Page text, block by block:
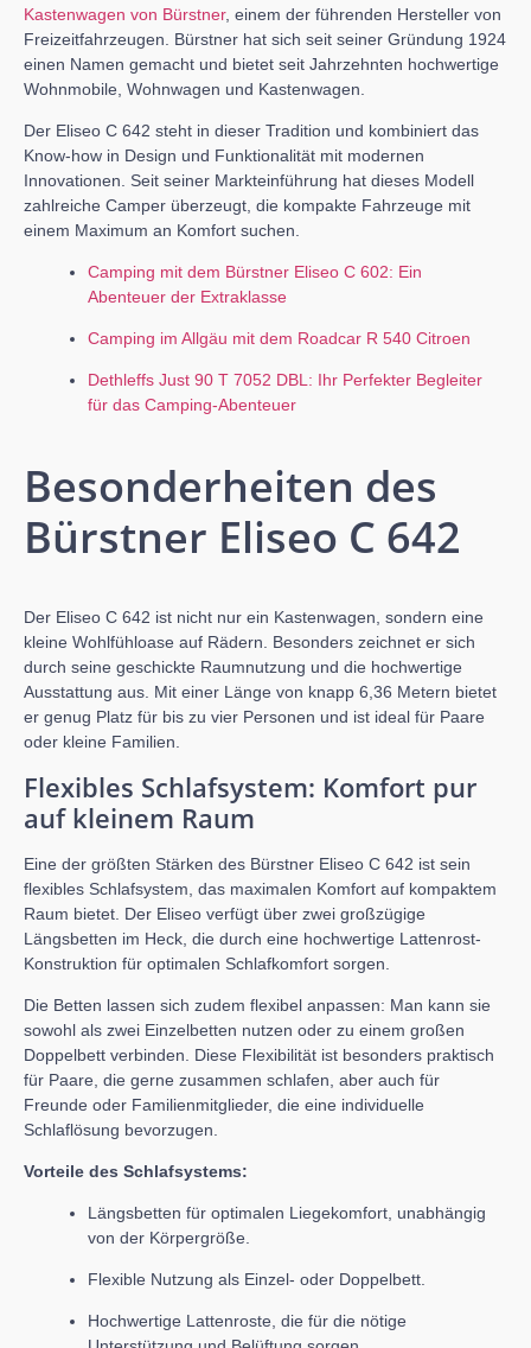
Kastenwagen von Bürstner, einem der führenden Hersteller von
Freizeitfahrzeugen. Bürstner hat sich seit seiner Gründung 1924
einen Namen gemacht und bietet seit Jahrzehnten hochwertige
Wohnmobile, Wohnwagen und Kastenwagen.
Der Eliseo C 642 steht in dieser Tradition und kombiniert das
Know-how in Design und Funktionalität mit modernen
Innovationen. Seit seiner Markteinführung hat dieses Modell
zahlreiche Camper überzeugt, die kompakte Fahrzeuge mit
einem Maximum an Komfort suchen.
Camping mit dem Bürstner Eliseo C 602: Ein
Abenteuer der Extraklasse
Camping im Allgäu mit dem Roadcar R 540 Citroen
Dethleffs Just 90 T 7052 DBL: Ihr Perfekter Begleiter
für das Camping-Abenteuer
Besonderheiten des
Bürstner Eliseo C 642
Der Eliseo C 642 ist nicht nur ein Kastenwagen, sondern eine
kleine Wohlfühloase auf Rädern. Besonders zeichnet er sich
durch seine geschickte Raumnutzung und die hochwertige
Ausstattung aus. Mit einer Länge von knapp 6,36 Metern bietet
er genug Platz für bis zu vier Personen und ist ideal für Paare
oder kleine Familien.
Flexibles Schlafsystem: Komfort pur
auf kleinem Raum
Eine der größten Stärken des Bürstner Eliseo C 642 ist sein
flexibles Schlafsystem, das maximalen Komfort auf kompaktem
Raum bietet. Der Eliseo verfügt über zwei großzügige
Längsbetten im Heck, die durch eine hochwertige Lattenrost-
Konstruktion für optimalen Schlafkomfort sorgen.
Die Betten lassen sich zudem flexibel anpassen: Man kann sie
sowohl als zwei Einzelbetten nutzen oder zu einem großen
Doppelbett verbinden. Diese Flexibilität ist besonders praktisch
für Paare, die gerne zusammen schlafen, aber auch für
Freunde oder Familienmitglieder, die eine individuelle
Schlaflösung bevorzugen.
Vorteile des Schlafsystems:
Längsbetten für optimalen Liegekomfort, unabhängig
von der Körpergröße.
Flexible Nutzung als Einzel- oder Doppelbett.
Hochwertige Lattenroste, die für die nötige